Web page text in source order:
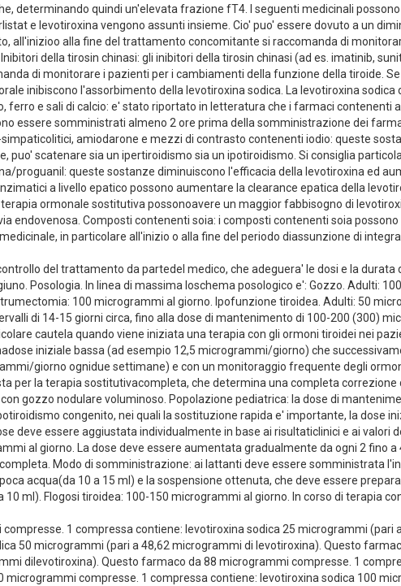
determinando quindi un'elevata frazione fT4. I seguenti medicinali
e levotiroxina vengono assunti insieme. Cio' puo' essere dovuto a un
all'inizioo alla fine del trattamento concomitante si raccomanda di
della tirosin chinasi: gli inibitori della tirosin chinasi (ad es. imatinib,
di monitorare i pazienti per i cambiamenti della funzione della tiroide.
inibiscono l'assorbimento della levotiroxina sodica. La levotiroxina
ferro e sali di calcio: e' stato riportato in letteratura che i farmaci
essere somministrati almeno 2 ore prima della somministrazione dei
amiodarone e mezzi di contrasto contenenti iodio: queste
puo' scatenare sia un ipertiroidismo sia un ipotiroidismo. Si consiglia
proguanil: queste sostanze diminuiscono l'efficacia della levotiroxina ed
a livello epatico possono aumentare la clearance epatica della
ormonale sostitutiva possonoavere un maggior fabbisogno di
endovenosa. Composti contenenti soia: i composti contenenti soia
in particolare all'inizio o alla fine del periodo diassunzione di
del trattamento da partedel medico, che adeguera' le dosi e la
Posologia. In linea di massima loschema posologico e': Gozzo. Adulti:
100 microgrammi al giorno. Ipofunzione tiroidea. Adulti: 50
di 14-15 giorni circa, fino alla dose di mantenimento di 100-200 (300)
cautela quando viene iniziata una terapia con gli ormoni tiroidei nei
iniziale bassa (ad esempio 12,5 microgrammi/giorno) che
giorno ognidue settimane) e con un monitoraggio frequente degli
per la terapia sostitutivacompleta, che determina una completa
gozzo nodulare voluminoso. Popolazione pediatrica: la dose di
congenito, nei quali la sostituzione rapida e' importante, la dose
deve essere aggiustata individualmente in base ai risultaticlinici e ai
al giorno. La dose deve essere aumentata gradualmente da ogni 2 fino
Modo di somministrazione: ai lattanti deve essere somministrata
acqua(da 10 a 15 ml) e la sospensione ottenuta, che deve essere
10 ml). Flogosi tiroidea: 100-150 microgrammi al giorno. In corso di terapia
1 compressa contiene: levotiroxina sodica 25 microgrammi
50 microgrammi (pari a 48,62 microgrammi di levotiroxina). Questo
dilevotiroxina). Questo farmaco da 88 microgrammi compresse. 1
microgrammi compresse. 1 compressa contiene: levotiroxina sodica 100